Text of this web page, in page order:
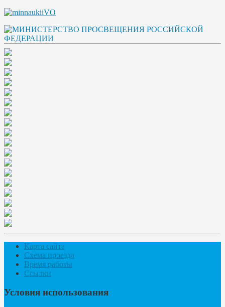
Карта сайта
Схема проезда
Время работы
Ссылки
Условия использования